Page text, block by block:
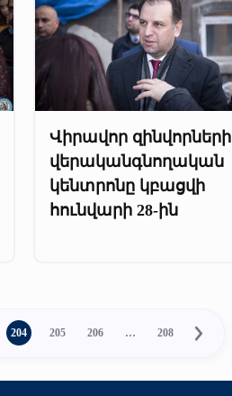
Վիրավոր զինվորների
վերականգնողական
կենտրոնը կբացվի
հունվարի 28-ին
204 205 206 … 208